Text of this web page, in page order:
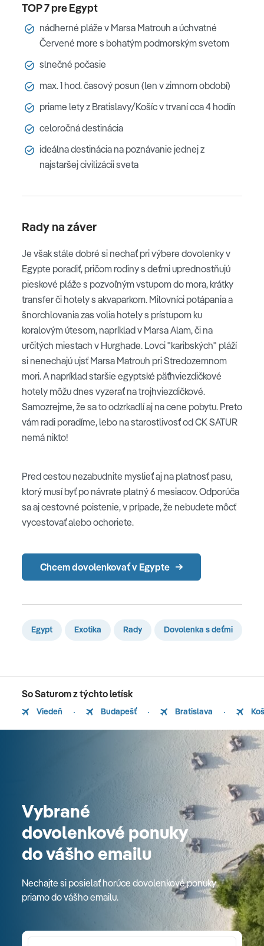
TOP 7 pre Egypt
nádherné pláže v Marsa Matrouh a úchvatné
Červené more s bohatým podmorským svetom
slnečné počasie
max. 1 hod. časový posun (len v zimnom období)
priame lety z Bratislavy/Košíc v trvaní cca 4 hodín
celoročná destinácia
ideálna destinácia na poznávanie jednej z
najstaršej civilizácii sveta
Rady na záver
Je však stále dobré si nechať pri výbere dovolenky v
Egypte poradiť, pričom rodiny s deťmi uprednostňujú
pieskové pláže s pozvoľným vstupom do mora, krátky
transfer či hotely s akvaparkom. Milovníci potápania a
šnorchlovania zas volia hotely s prístupom ku
koralovým útesom, napríklad v Marsa Alam, či na
určitých miestach v Hurghade. Lovci "karibských" pláží
si nenechajú ujsť Marsa Matrouh pri Stredozemnom
mori. A napríklad staršie egyptské päťhviezdičkové
hotely môžu dnes vyzerať na trojhviezdičkové.
Samozrejme, že sa to odzrkadlí aj na cene pobytu. Preto
vám radi poradíme, lebo na starostlivosť od CK SATUR
nemá nikto!
Pred cestou nezabudnite myslieť aj na platnosť pasu,
ktorý musí byť po návrate platný 6 mesiacov. Odporúča
sa aj cestovné poistenie, v prípade, že nebudete môcť
vycestovať alebo ochoriete.
Chcem dovolenkovať v Egypte
Egypt Exotika Rady Dovolenka s deťmi
So Saturom z týchto letísk
Viedeň Budapešť Bratislava
Vybrané
dovolenkové ponuky
do vášho emailu
Nechajte si posielať horúce dovolenkové ponuky
priamo do vášho emailu.